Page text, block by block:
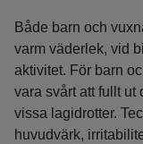
Både barn och
varm väderlek, vid
aktivitet. För barn
vara svårt att fullt
vissa lagidrotter.
huvudvärk,